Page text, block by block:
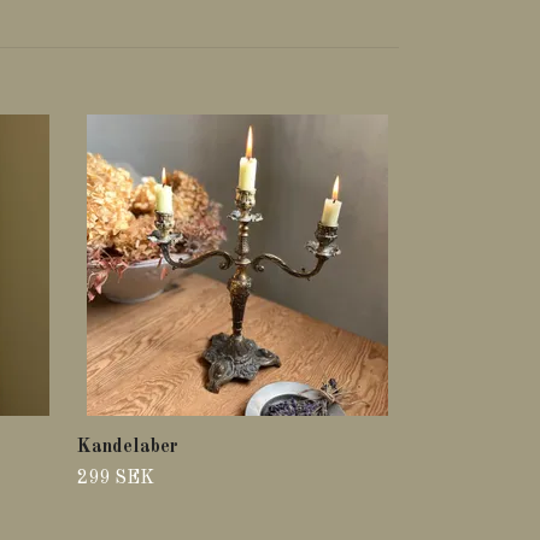
Kandelaber
299 SEK